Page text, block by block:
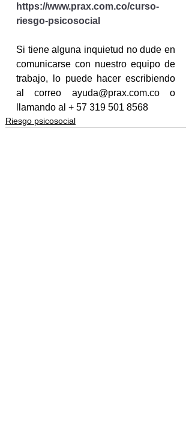
https://www.prax.com.co/curso-
riesgo-psicosocial
Si tiene alguna inquietud no dude en
comunicarse con nuestro equipo de
trabajo, lo puede hacer escribiendo
al correo ayuda@prax.com.co o
llamando al + 57 319 501 8568
Riesgo psicosocial